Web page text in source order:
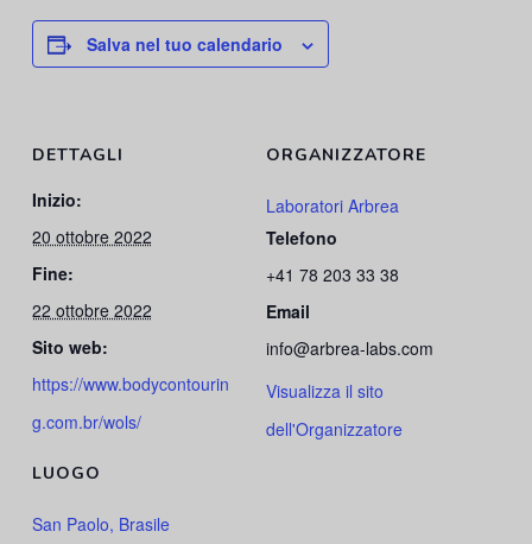
Salva nel tuo calendario
DETTAGLI
Inizio:
20 ottobre 2022
Fine:
22 ottobre 2022
Sito web:
https://www.bodycontourin
g.com.br/wols/
LUOGO
San Paolo, Brasile
ORGANIZZATORE
Laboratori Arbrea
Telefono
+41 78 203 33 38
Email
info@arbrea-labs.com
Visualizza il sito
dell'Organizzatore